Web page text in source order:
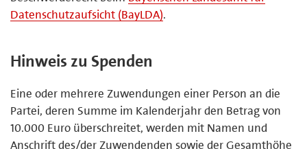
Datenschutzaufsicht (BayLDA).
Hinweis zu Spenden
Eine oder mehrere Zuwendungen einer Person an die
Partei, deren Summe im Kalenderjahr den Betrag von
10.000 Euro überschreitet, werden mit Namen und
Anschrift des/der Zuwendenden sowie der Gesamthöhe